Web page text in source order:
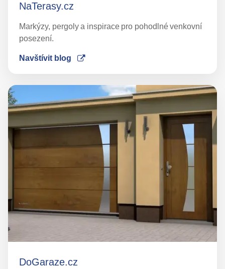
NaTerasy.cz
Markýzy, pergoly a inspirace pro pohodlné venkovní
posezení.
Navštívit blog
DoGaraze.cz